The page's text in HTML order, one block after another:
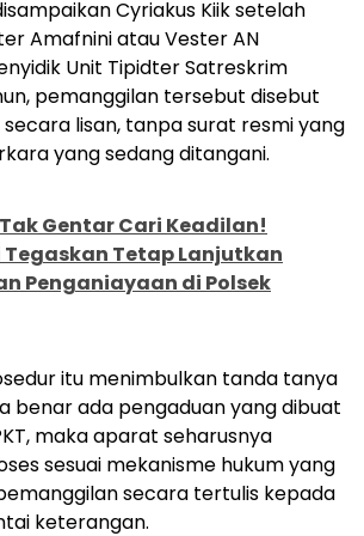
Cyriakus Kiik setelah
Amafnini atau Vester AN
Unit Tipidter Satreskrim
pemanggilan tersebut disebut
lisan, tanpa surat resmi yang
yang sedang ditangani.
Tak Gentar Cari Keadilan!
Tetap Lanjutkan
Penganiayaan di Polsek
itu menimbulkan tanda tanya
benar ada pengaduan yang dibuat
maka aparat seharusnya
sesuai mekanisme hukum yang
secara tertulis kepada
keterangan.